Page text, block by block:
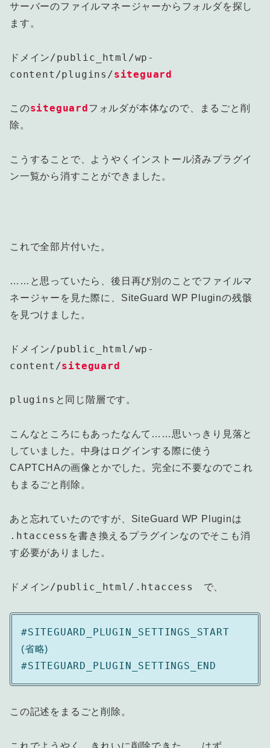
サーバーのファイルマネージャーからフォルダを探し
ます。
ドメイン/public_html/wp-
content/plugins/siteguard
このsiteguard フォルダが本体なので、まるごと削
除。
こうすることで、ようやくインストール済みプラグイ
ン一覧から消すことができました。
これで全部片付いた。
……と思っていたら、後日再び別のことでファイルマ
ネージャーを見た際に、SiteGuard WP Pluginの残骸
を見つけました。
ドメイン/public_html/wp-
content/siteguard
plugins と同じ階層です。
こんなところにもあったなんて……思いっきり見落と
していました。中身はログインする際に使う
CAPTCHAの画像とかでした。完全に不要なのでこれ
もまるごと削除。
あと忘れていたのですが、SiteGuard WP Pluginは
.htaccess を書き換えるプラグインなのでそこも消
す必要がありました。
ドメイン/public_html/.htaccess で、
#SITEGUARD_PLUGIN_SETTINGS_START
(省略)
#SITEGUARD_PLUGIN_SETTINGS_END
この記述をまるごと削除。
これでようやく、きれいに削除できた……はず。